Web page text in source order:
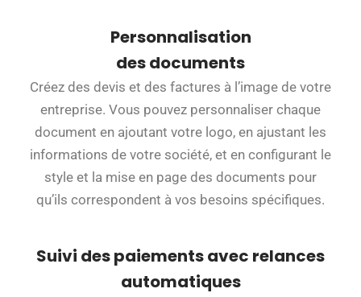
Personnalisation
des documents
Créez des devis et des factures à l’image de votre
entreprise. Vous pouvez personnaliser chaque
document en ajoutant votre logo, en ajustant les
informations de votre société, et en configurant le
style et la mise en page des documents pour
qu’ils correspondent à vos besoins spécifiques.
Suivi des paiements avec relances
automatiques